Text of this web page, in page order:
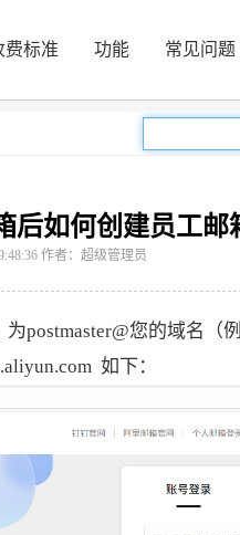
费标准 功能 常见问题
后如何创建员工邮
作者：超级管理员
postmaster@您的域名（
如下：